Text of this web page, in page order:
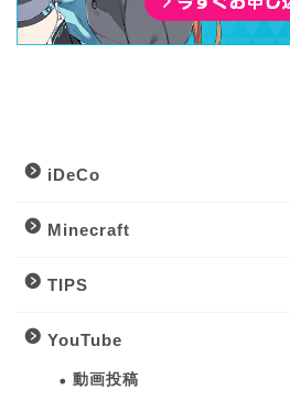
iDeCo
Minecraft
TIPS
YouTube
動画投稿